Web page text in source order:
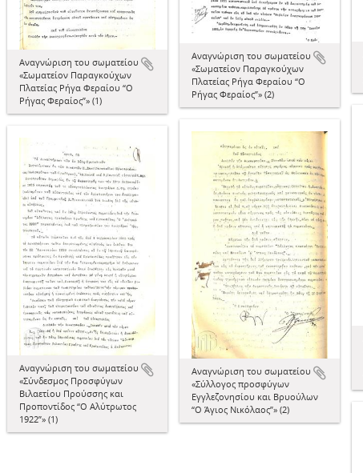
Αναγνώριση του σωματείου
«Σωματείον Παραγκούχων
Πλατείας Ρήγα Φεραίου “Ο
Ρήγας Φεραίος”» (1)
Αναγνώριση του σωματείου
«Σωματείον Παραγκούχων
Πλατείας Ρήγα Φεραίου “Ο
Ρήγας Φεραίος”» (2)
Αναγνώριση του σωματείου
«Σύλλογος προσφύγων
Εγγλεζονησίου και Βρυούλων
“Ο Άγιος Νικόλαος”» (2)
Αναγνώριση του σωματείου
«Σύνδεσμος Προσφύγων
Βιλαετίου Προύσσης και
Προποντίδος “Ο Αλύτρωτος
1922”» (1)